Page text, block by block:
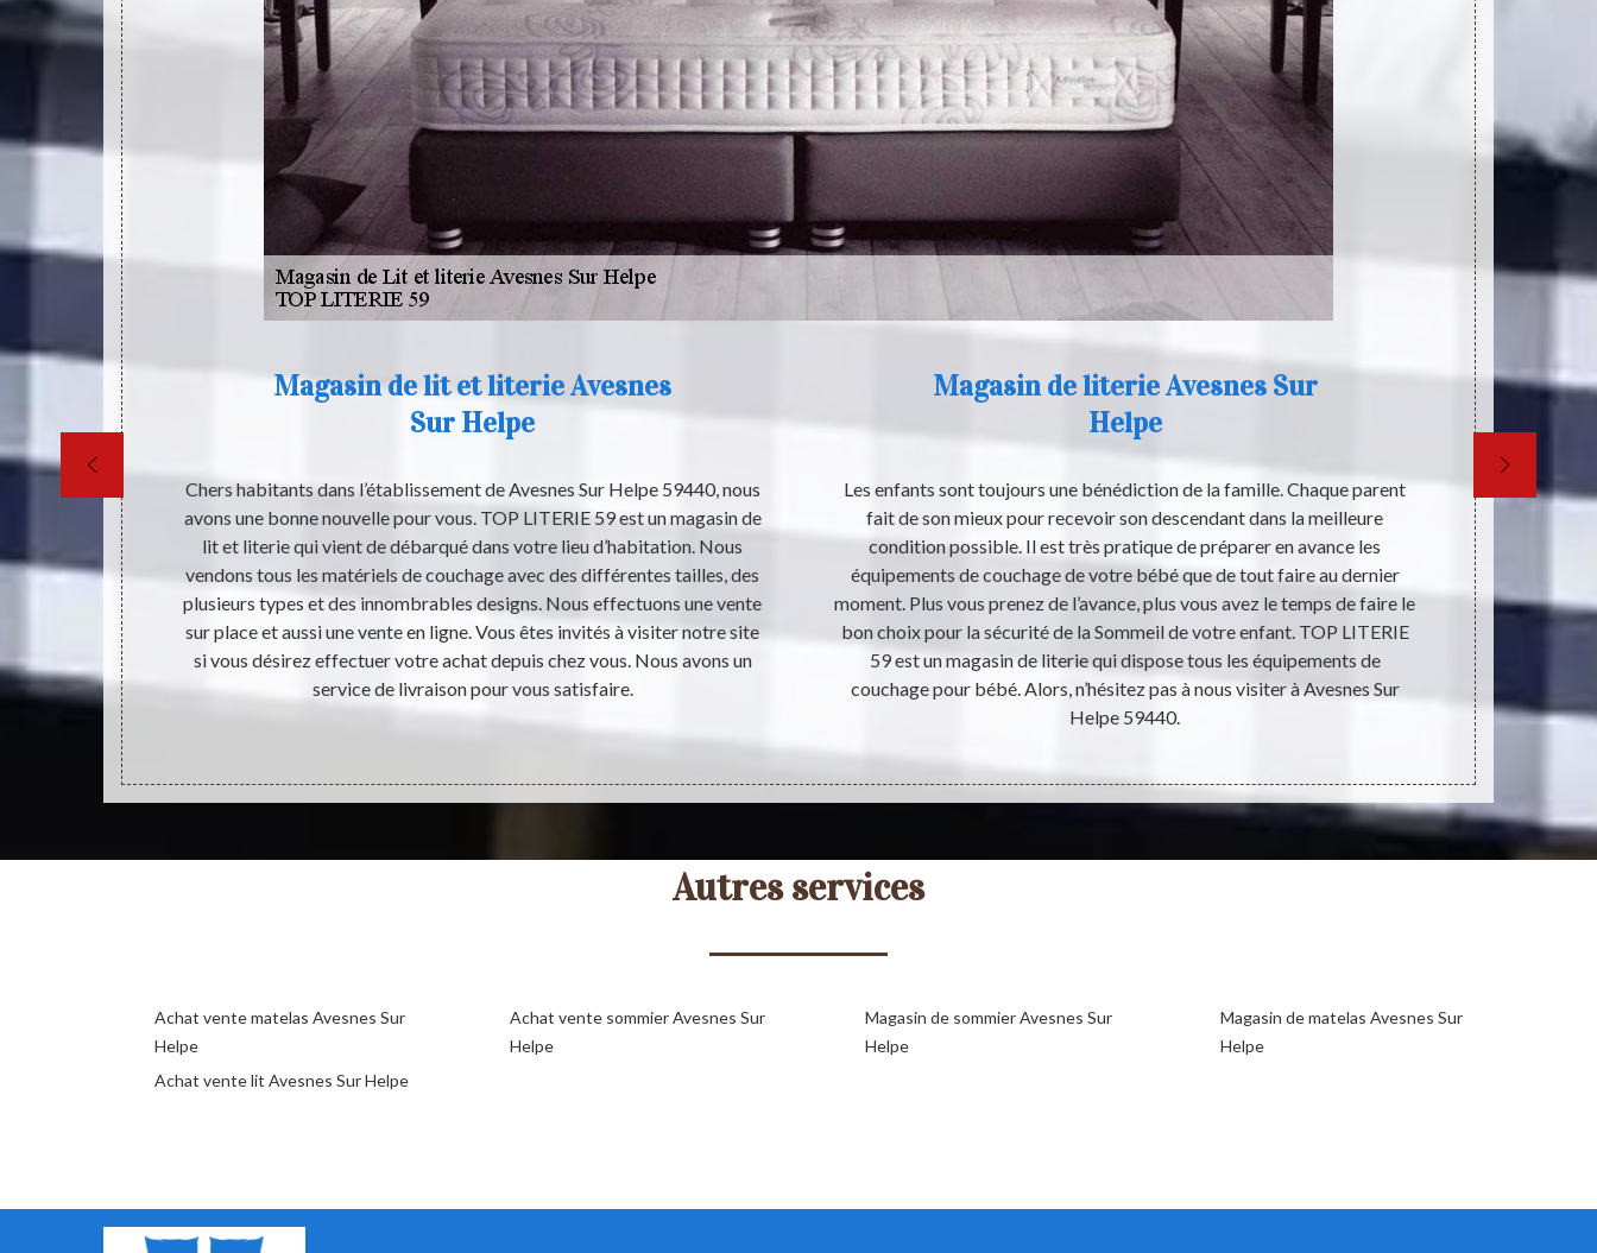
pouvez
Magasin de lit et literie Avesnes
Sur Helpe
Chers habitants dans l’établissement de Avesnes Sur Helpe 59440, nous
avons une bonne nouvelle pour vous. TOP LITERIE 59 est un magasin de
lit et literie qui vient de débarqué dans votre lieu d’habitation. Nous
vendons tous les matériels de couchage avec des différentes tailles, des
plusieurs types et des innombrables designs. Nous effectuons une vente
sur place et aussi une vente en ligne. Vous êtes invités à visiter notre site
si vous désirez effectuer votre achat depuis chez vous. Nous avons un
service de livraison pour vous satisfaire.
Magasin de literie Avesnes Sur
Helpe
Les enfants sont toujours une bénédiction de la famille. Chaque parent
fait de son mieux pour recevoir son descendant dans la meilleure
condition possible. Il est très pratique de préparer en avance les
équipements de couchage de votre bébé que de tout faire au dernier
moment. Plus vous prenez de l’avance, plus vous avez le temps de faire le
bon choix pour la sécurité de la Sommeil de votre enfant. TOP LITERIE
59 est un magasin de literie qui dispose tous les équipements de
couchage pour bébé. Alors, n’hésitez pas à nous visiter à Avesnes Sur
Helpe 59440.
Dormir
s’adaptera
Autres services
Achat vente matelas Avesnes Sur
Helpe
Achat vente lit Avesnes Sur Helpe
Achat vente sommier Avesnes Sur
Helpe
Magasin de sommier Avesnes Sur
Helpe
Magasin de matelas Avesnes Sur
Helpe